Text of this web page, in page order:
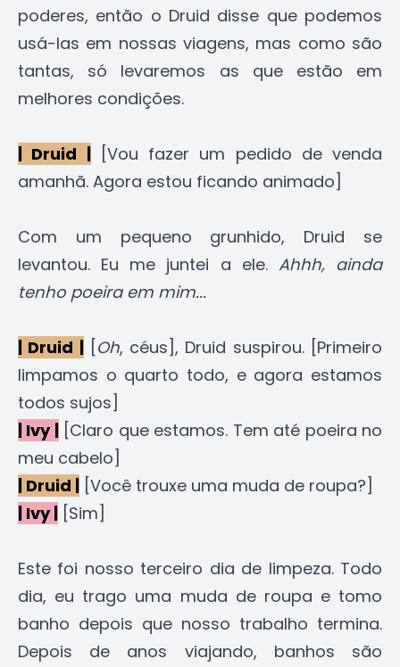
poderes, então o Druid disse que podemos
usá-las em nossas viagens, mas como são
tantas, só levaremos as que estão em
melhores condições.
| Druid |[Vou fazer um pedido de venda
amanhã. Agora estou ficando animado]
Com um pequeno grunhido, Druid se
levantou. Eu me juntei a ele. Ahhh, ainda
tenho poeira em mim...
| Druid |[Oh, céus], Druid suspirou. [Primeiro
limpamos o quarto todo, e agora estamos
todos sujos]
| Ivy |[Claro que estamos. Tem até poeira no
meu cabelo]
| Druid | [Você trouxe uma muda de roupa?]
| Ivy | [Sim]
Este foi nosso terceiro dia de limpeza. Todo
dia, eu trago uma muda de roupa e tomo
banho depois que nosso trabalho termina.
Depois de anos viajando, banhos são